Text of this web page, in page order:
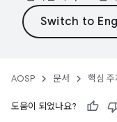
AOSP 문서 핵심 주
도움이 되었나요?